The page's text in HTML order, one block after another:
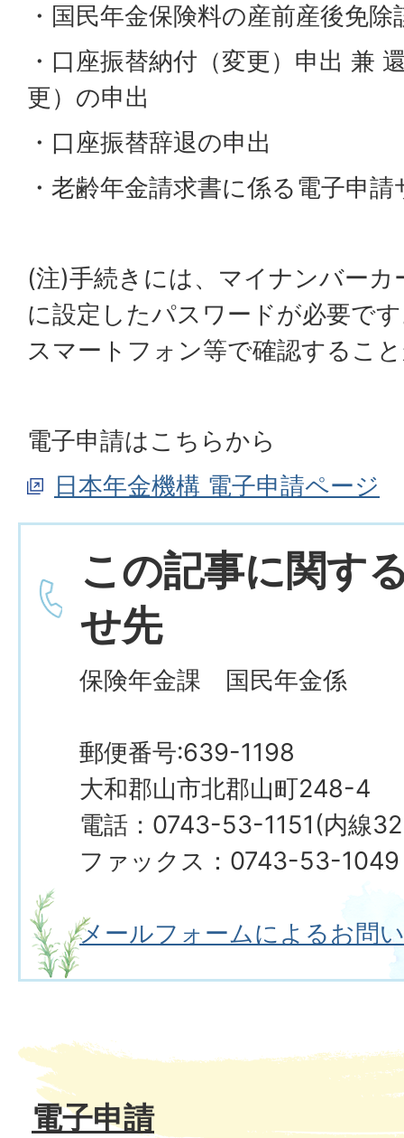
・国民年金保険料の産前産後免
・口座振替納付（変更）申出 兼
更）の申出
・口座振替辞退の申出
・老齢年金請求書に係る電子申
(注)手続きには、マイナンバー
に設定したパスワードが必要で
スマートフォン等で確認するこ
電子申請はこちらから
日本年金機構 電子申請ページ
この記事に関す
せ先
保険年金課 国民年金係
郵便番号:639-1198
大和郡山市北郡山町248-4
電話：0743-53-1151(内線
ファックス：0743-53-1049
メールフォームによるお問
電子申請